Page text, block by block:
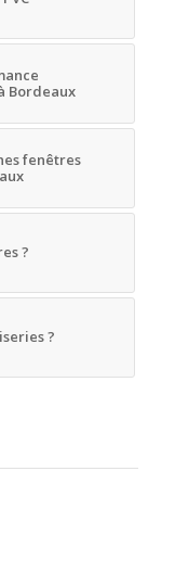
Bordeaux
fenêtres
?
?